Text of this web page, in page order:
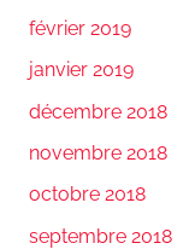
février 2019
janvier 2019
décembre 2018
novembre 2018
octobre 2018
septembre 2018